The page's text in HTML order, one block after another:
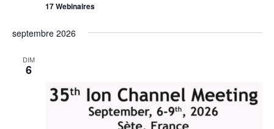
17 Webinaires
septembre 2026
DIM
6